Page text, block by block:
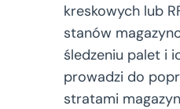
kreskowych lub
stanów
śledzeniu palet i
prowadzi do
stratami